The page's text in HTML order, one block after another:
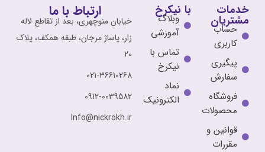
خدمات
مشتریان
حساب
کاربری
پیگیری
سفارش
فروشگاه
محصولات
قوانین و
مقررات
با نیکرخ
وبلاگ
آموزشی
تماس با
نیکرخ
نماد
الکترونیک
ارتباط با ما
خیابان منوچهری، بعد از تقاطع لاله
زار، پاساژ مرجان، طبقه همکف، پلاک
20
021-36610268
0912-0039582
Info@nickrokh.ir